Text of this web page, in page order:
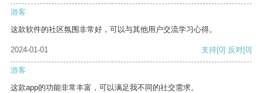
游客
这款软件的社区氛围非常好，可以与其他用户交流学习心得。
2024-01-01 支持[0] 反对[0]
游客
这款app的功能非常丰富，可以满足我不同的社交需求。